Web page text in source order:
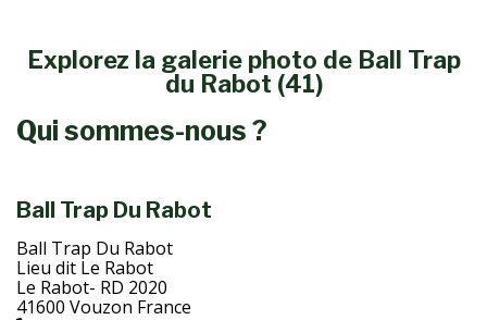
Explorez la galerie photo de Ball Trap
du Rabot (41)
Qui sommes-nous ?
Ball Trap Du Rabot
Ball Trap Du Rabot
Lieu dit Le Rabot
Le Rabot- RD 2020
41600 Vouzon France